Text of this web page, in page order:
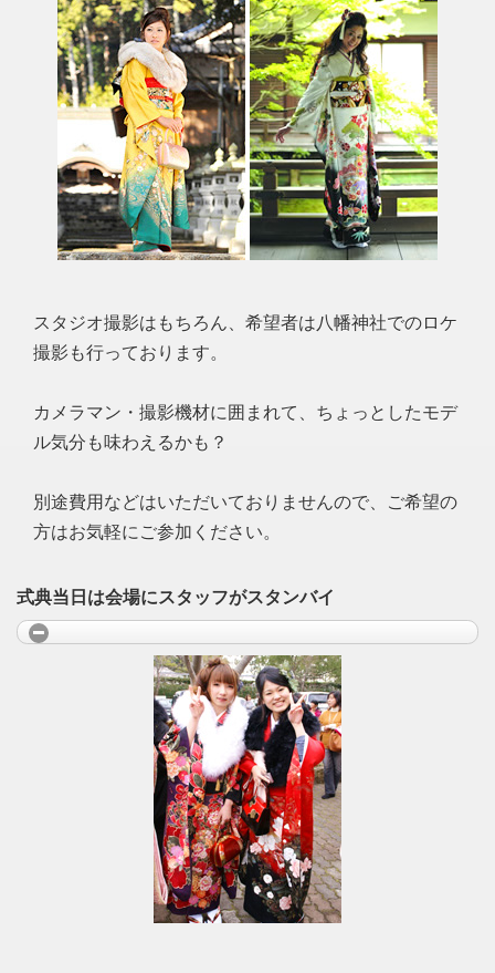
スタジオ撮影はもちろん、希望者は八幡神社でのロケ
撮影も行っております。
カメラマン・撮影機材に囲まれて、ちょっとしたモデ
ル気分も味わえるかも？
別途費用などはいただいておりませんので、ご希望の
方はお気軽にご参加ください。
式典当日は会場にスタッフがスタンバイ